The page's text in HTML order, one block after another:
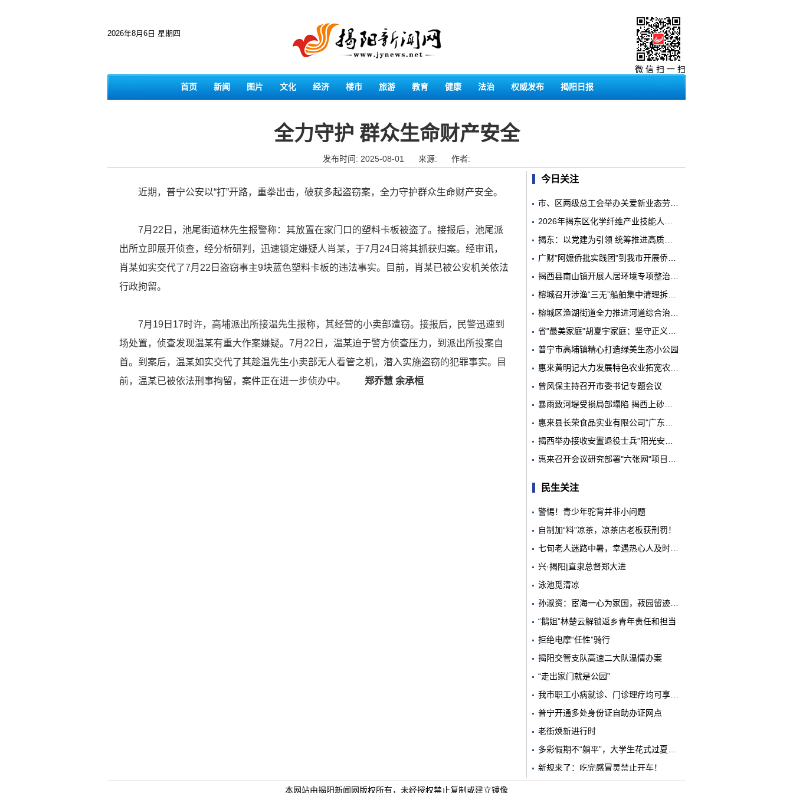
2026年8月6日 星期四
微 信 扫 一 扫
首页
新闻 图片 文化 经济 楼市 旅游 教育 健康 法治 权威发布 揭阳日报
全力守护 群众生命财产安全
发布时间: 2025-08-01 来源: 作者:
近期，普宁公安以“打”开路，重拳出击，破获多起盗窃案，全力守护群众生命财产安全。
7月22日，池尾街道林先生报警称：其放置在家门口的塑料卡板被盗了。接报后，池尾派
出所立即展开侦查，经分析研判，迅速锁定嫌疑人肖某，于7月24日将其抓获归案。经审讯，
肖某如实交代了7月22日盗窃事主9块蓝色塑料卡板的违法事实。目前，肖某已被公安机关依法
行政拘留。
7月19日17时许，高埔派出所接温先生报称，其经营的小卖部遭窃。接报后，民警迅速到
场处置，侦查发现温某有重大作案嫌疑。7月22日，温某迫于警方侦查压力，到派出所投案自
首。到案后，温某如实交代了其趁温先生小卖部无人看管之机，潜入实施盗窃的犯罪事实。目
前，温某已被依法刑事拘留，案件正在进一步侦办中。
郑乔慧 余承桓
本网站由揭阳新闻网版权所有，未经授权禁止复制或建立镜像